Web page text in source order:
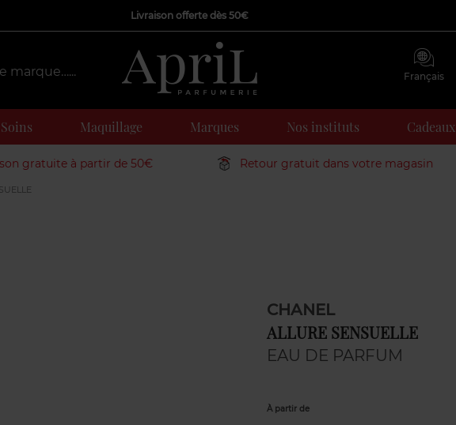
Livraison offerte dès 50€
Français
Soins Maquillage Marques Nos instituts Cadeaux
gratuite à partir de 50€ Retour gratuit dans votre magasin
CHANEL
ALLURE SENSUELLE
EAU DE PARFUM
À partir de